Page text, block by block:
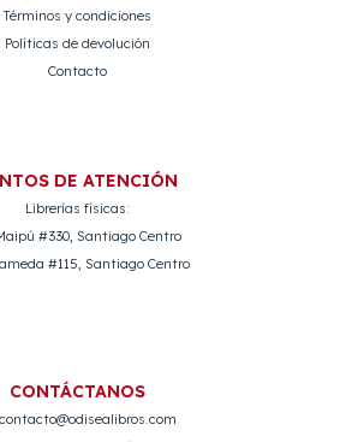
Términos y condiciones
Políticas de devolución
Contacto
DE ATENCIÓN
Librerías físicas:
#330, Santiago Centro
#115, Santiago Centro
CONTÁCTANOS
contacto@odisealibros.com